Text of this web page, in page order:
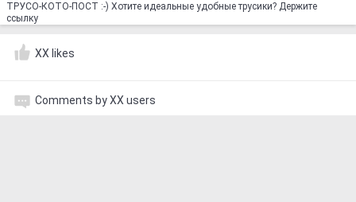
ТРУСО-КОТО-ПОСТ :-) Хотите идеальные удобные трусики? Держите
ссылку
XX likes
Comments by XX users